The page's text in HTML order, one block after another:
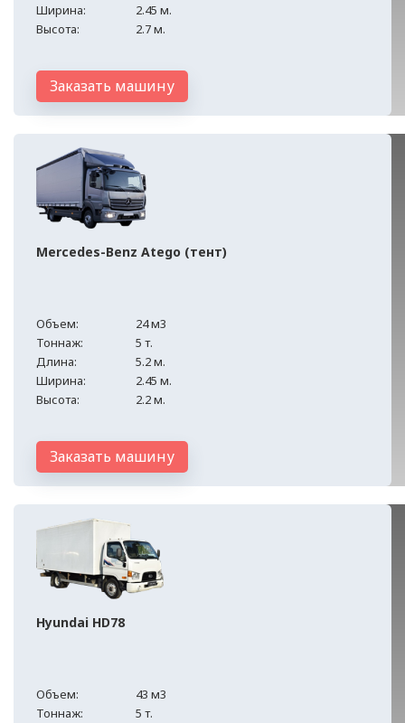
Ширина:
2.45 м.
Высота:
2.7 м.
Заказать машину
Mercedes-Benz Atego (тент)
Объем:
24 м3
Тоннаж:
5 т.
Длина:
5.2 м.
Ширина:
2.45 м.
Высота:
2.2 м.
Заказать машину
Hyundai HD78
Объем:
43 м3
Тоннаж:
5 т.